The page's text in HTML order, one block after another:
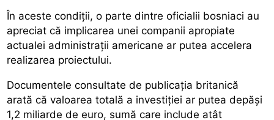
În aceste condiții, o parte dintre oficialii bosniaci au
apreciat că implicarea unei companii apropiate
actualei administrații americane ar putea accelera
realizarea proiectului.
Documentele consultate de publicația britanică
arată că valoarea totală a investiției ar putea depăși
1,2 miliarde de euro, sumă care include atât